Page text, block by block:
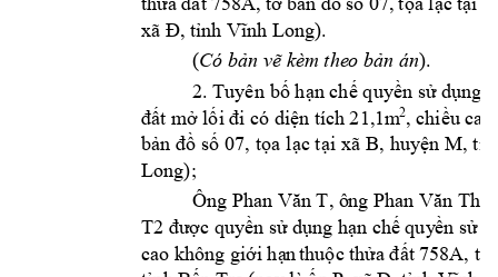
xã Đ, tỉnh Vĩnh Long).
(Có bản vẽ kèm theo bản án).
2. Tuyên bố hạn chế quyền sử dụng
đất mở lối đi có diện tích 21,1m2, chiều
bản đồ số 07, tọa lạc tại xã B, huyện M,
Long);
Ông Phan Văn T, ông Phan Văn Than
T2 được quyền sử dụng hạn chế quyền sử
cao không giới hạnthuộc thửa đất 758A, tờ